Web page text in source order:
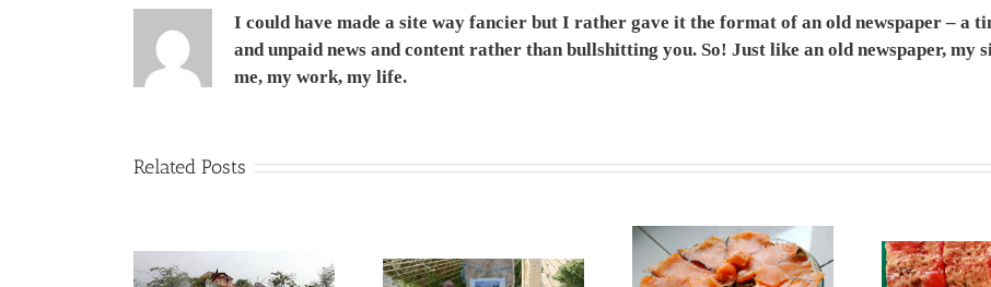
I could have made a site way fancier but I rather gave it the format of an old newspaper – a
and unpaid news and content rather than bullshitting you. So! Just like an old newspaper, my
me, my work, my life.
Related Posts